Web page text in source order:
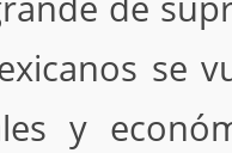
se
y